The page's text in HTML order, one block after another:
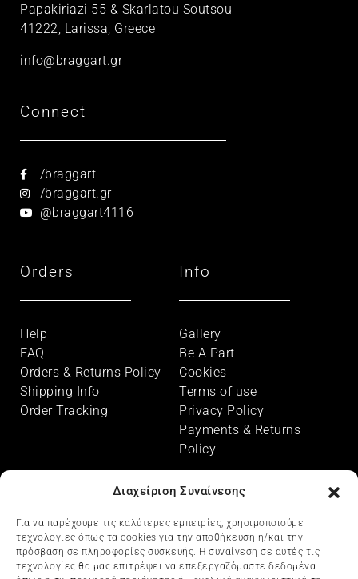
Διαχείριση Συναίνεσης
Για να παρέχουμε τις καλύτερες εμπειρίες, χρησιμοποιούμε
τεχνολογίες όπως τα cookies για την αποθήκευση ή/και την
πρόσβαση σε πληροφορίες συσκευής. Η συναίνεση σε αυτές τις
τεχνολογίες θα μας επιτρέψει να επεξεργαζόμαστε δεδομένα
Papakiriazi 55 & Skarlatou Soutsou
41222, Larissa, Greece
info@braggart.gr
Connect
/braggart
/braggart.gr
@braggart4116
Orders
Help
FAQ
Orders & Returns Policy
Shipping Info
Order Tracking
Info
Gallery
Be A Part
Cookies
Terms of use
Privacy Policy
Payments & Returns
Policy
My account
Payment Info